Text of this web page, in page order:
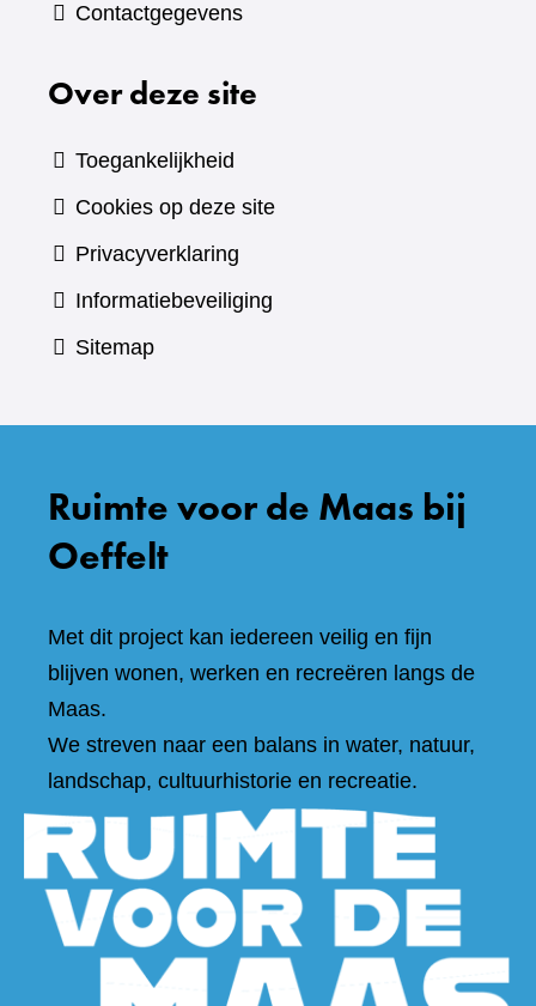
Contactgegevens
Over deze site
Toegankelijkheid
Cookies op deze site
Privacyverklaring
Informatiebeveiliging
Sitemap
Ruimte voor de Maas bij
Oeffelt
Met dit project kan iedereen veilig en fijn
blijven wonen, werken en recreëren langs de
Maas.
We streven naar een balans in water, natuur,
landschap, cultuurhistorie en recreatie.